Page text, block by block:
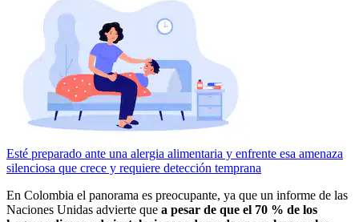
Esté preparado ante una alergia alimentaria y enfrente esa amenaza
silenciosa que crece y requiere detección temprana
En Colombia el panorama es preocupante, ya que un informe de las
Naciones Unidas advierte que a pesar de que el 70 % de los